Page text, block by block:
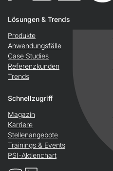
Lösungen & Trends
Produkte
Anwendungsfälle
Case Studies
Referenzkunden
Trends
Schnellzugriff
Magazin
Karriere
Stellenangebote
Trainings & Events
PSI-Aktienchart